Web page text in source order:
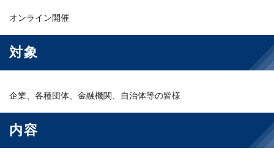
オンライン開催
対象
企業、各種団体、金融機関、自治体等の皆様
内容